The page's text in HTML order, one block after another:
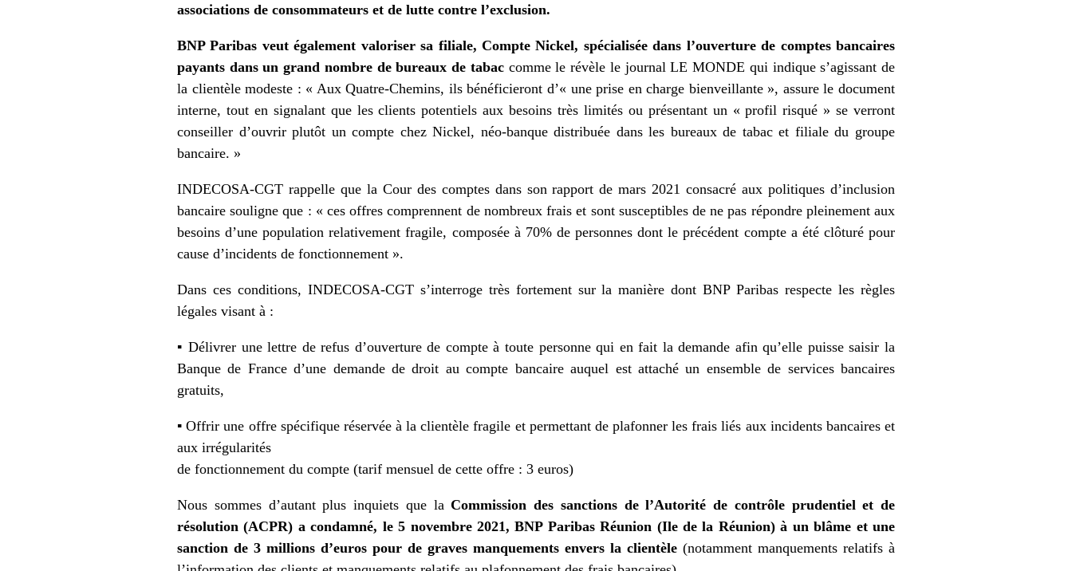
associations de consommateurs et de lutte contre l’exclusion.
BNP Paribas veut également valoriser sa filiale, Compte Nickel, spécialisée dans l’ouverture de comptes bancaires
payants dans un grand nombre de bureaux de tabaccomme le révèle le journal LE MONDE qui indique s’agissant de
la clientèle modeste : « Aux Quatre-Chemins, ils bénéficieront d’« une prise en charge bienveillante », assure le document
interne, tout en signalant que les clients potentiels aux besoins très limités ou présentant un « profil risqué » se verront
conseiller d’ouvrir plutôt un compte chez Nickel, néo-banque distribuée dans les bureaux de tabac et filiale du groupe
bancaire. »
INDECOSA-CGT rappelle que la Cour des comptes dans son rapport de mars 2021 consacré aux politiques d’inclusion
bancaire souligne que : « ces offres comprennent de nombreux frais et sont susceptibles de ne pas répondre pleinement aux
besoins d’une population relativement fragile, composée à 70% de personnes dont le précédent compte a été clôturé pour
cause d’incidents de fonctionnement ».
Dans ces conditions, INDECOSA-CGT s’interroge très fortement sur la manière dont BNP Paribas respecte les règles
légales visant à :
▪ Délivrer une lettre de refus d’ouverture de compte à toute personne qui en fait la demande afin qu’elle puisse saisir la
Banque de France d’une demande de droit au compte bancaire auquel est attaché un ensemble de services bancaires
gratuits,
▪ Offrir une offre spécifique réservée à la clientèle fragile et permettant de plafonner les frais liés aux incidents bancaires et
aux irrégularités
de fonctionnement du compte (tarif mensuel de cette offre : 3 euros)
Nous sommes d’autant plus inquiets que laCommission des sanctions de l’Autorité de contrôle prudentiel et de
résolution (ACPR) a condamné, le 5 novembre 2021, BNP Paribas Réunion (Ile de la Réunion) à un blâme et une
sanction de 3 millions d’euros pour de graves manquements envers la clientèle (notamment manquements relatifs à